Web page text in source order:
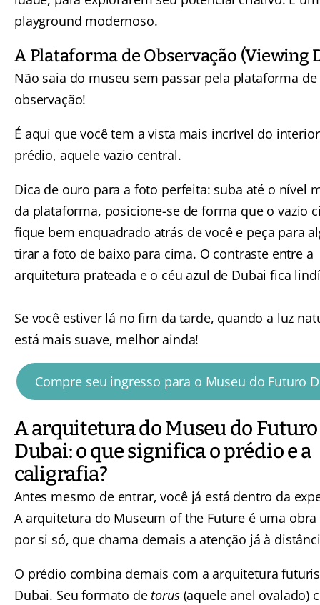
playground modernoso.
A Plataforma de Observação (Viewing
Não saia do museu sem passar pela plataforma de
observação!
É aqui que você tem a vista mais incrível do
prédio, aquele vazio central.
Dica de ouro para a foto perfeita: suba até o nível
da plataforma, posicione-se de forma que o vazio
fique bem enquadrado atrás de você e peça para
tirar a foto de baixo para cima. O contraste entre a
arquitetura prateada e o céu azul de Dubai fica
Se você estiver lá no fim da tarde, quando a luz
está mais suave, melhor ainda!
Compre seu ingresso para o Museu do Futuro
A arquitetura do Museu do
Dubai: o que significa o prédio e a
caligrafia?
Antes mesmo de entrar, você já está dentro da
A arquitetura do Museum of the Future é uma obra
por si só, que chama demais a atenção já à
O prédio combina demais com a arquitetura
Dubai. Seu formato de torus(aquele anel ovalado)